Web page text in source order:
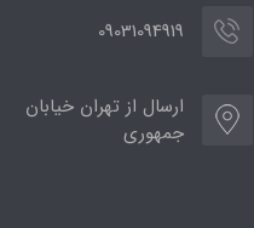
09031094919
ارسال از تهران خیابان
جمهوری